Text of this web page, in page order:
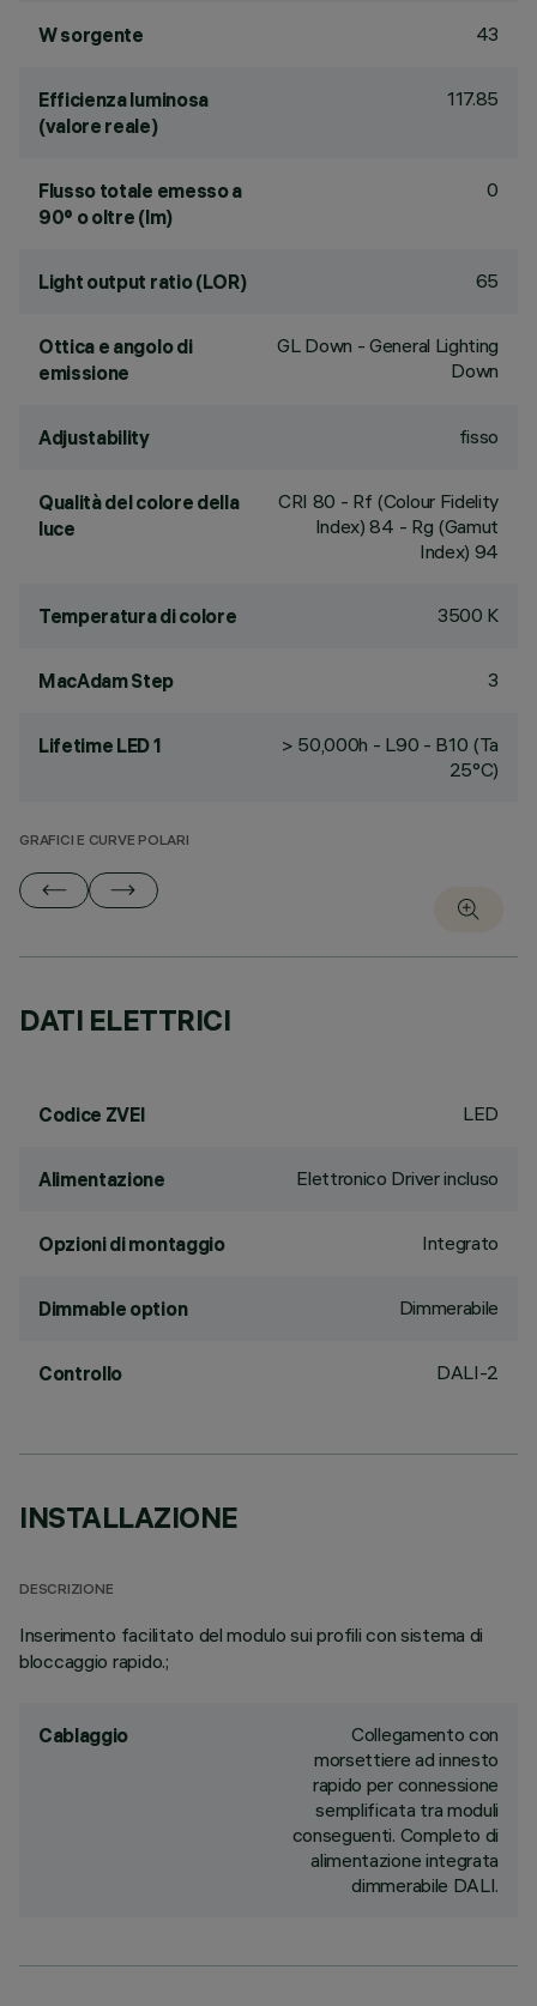
W sorgente 43
Efficienza luminosa
(valore reale)
117.85
Flusso totale emesso a
90° o oltre (lm)
0
Light output ratio (LOR) 65
Ottica e angolo di
emissione
GL Down - General Lighting
Down
Adjustability fisso
Qualità del colore della
luce
CRI 80 - Rf (Colour Fidelity
Index) 84 - Rg (Gamut
Index) 94
Temperatura di colore 3500 K
MacAdam Step 3
Lifetime LED 1
> 50,000h - L90 - B10 (Ta
25°C)
GRAFICI E CURVE POLARI
DATI ELETTRICI
Codice ZVEI LED
Alimentazione Elettronico Driver incluso
Opzioni di montaggio Integrato
Dimmable option Dimmerabile
Controllo DALI-2
INSTALLAZIONE
DESCRIZIONE
Inserimento facilitato del modulo sui profili con sistema di
bloccaggio rapido.;
Cablaggio
Collegamento con
morsettiere ad innesto
rapido per connessione
semplificata tra moduli
conseguenti. Completo di
alimentazione integrata
dimmerabile DALI.